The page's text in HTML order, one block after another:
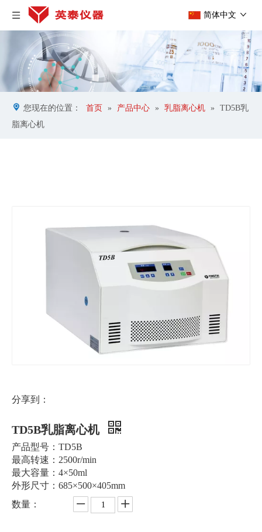
简体中文
您现在的位置： 首页 » 产品中心 » 乳脂离心机 »
TD5B乳
脂离心机
分享到：
TD5B乳脂离心机
产品型号：TD5B
最高转速：2500r/min
最大容量：4×50ml
外形尺寸：685×500×405mm
数量：